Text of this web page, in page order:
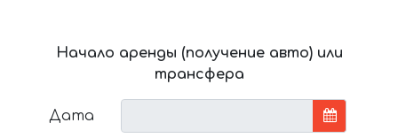
Начало аренды (получение авто) или
трансфера
Дата